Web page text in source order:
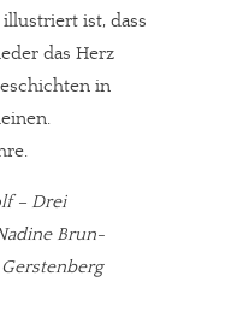
ist, dass
das Herz
in
– Drei
Brun-